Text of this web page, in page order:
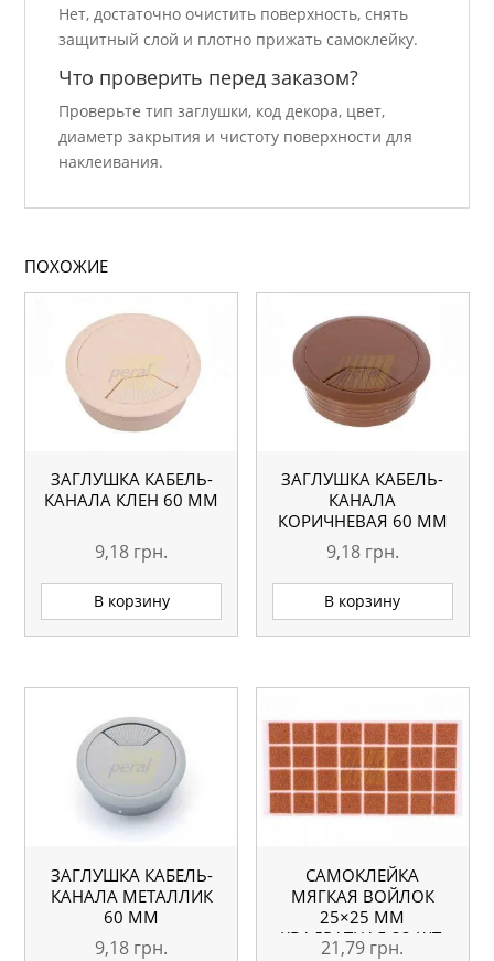
Нет, достаточно очистить поверхность, снять
защитный слой и плотно прижать самоклейку.
Что проверить перед заказом?
Проверьте тип заглушки, код декора, цвет,
диаметр закрытия и чистоту поверхности для
наклеивания.
ПОХОЖИЕ
ЗАГЛУШКА КАБЕЛЬ-
КАНАЛА КЛЕН 60 ММ
9,18 грн.
В корзину
ЗАГЛУШКА КАБЕЛЬ-
КАНАЛА
КОРИЧНЕВАЯ 60 ММ
9,18 грн.
В корзину
ЗАГЛУШКА КАБЕЛЬ-
КАНАЛА МЕТАЛЛИК
60 ММ
9,18 грн.
САМОКЛЕЙКА
МЯГКАЯ ВОЙЛОК
25×25 ММ
КВАДРАТНАЯ 32 ШТ.
21,79 грн.